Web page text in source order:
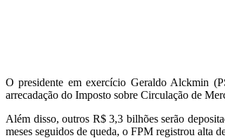
O presidente em exercício Geraldo Alckmin
arrecadação do Imposto sobre Circulação de
Além disso, outros R$ 3,3 bilhões serão
meses seguidos de queda, o FPM registrou alta